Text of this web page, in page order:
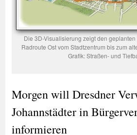
Die 3D-Visualisierung zeigt den
Radroute Ost vom Stadtzentrum bis zum
Grafik: Straßen- und
Morgen will Dresdner
Johannstädter in
informieren